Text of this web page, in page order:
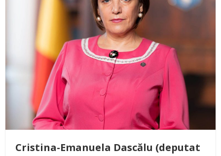
Cristina-Emanuela Dascălu (deputat